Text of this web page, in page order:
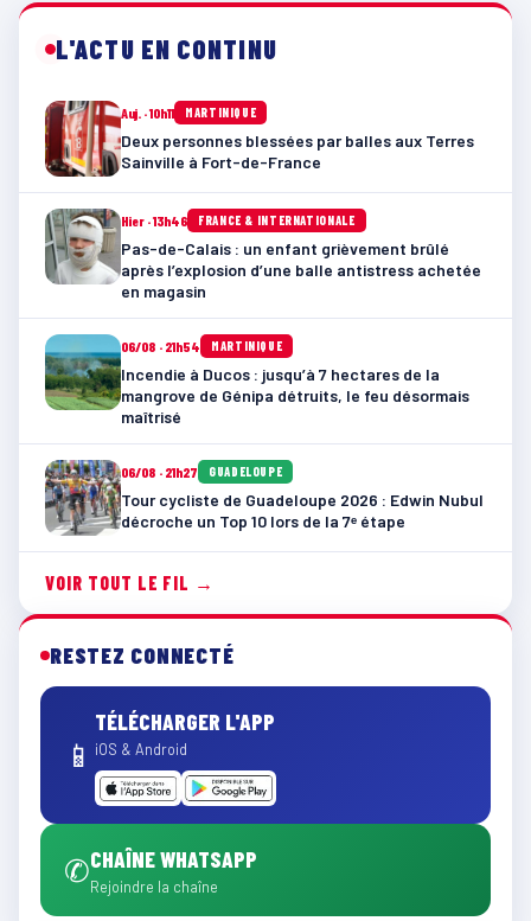
L'ACTU EN CONTINU
Auj. · 10h11 MARTINIQUE
Deux personnes blessées par balles aux Terres
Sainville à Fort-de-France
Hier · 13h46 FRANCE & INTERNATIONALE
Pas-de-Calais : un enfant grièvement brûlé
après l’explosion d’une balle antistress achetée
en magasin
06/08 · 21h54 MARTINIQUE
Incendie à Ducos : jusqu’à 7 hectares de la
mangrove de Génipa détruits, le feu désormais
maîtrisé
06/08 · 21h27 GUADELOUPE
Tour cycliste de Guadeloupe 2026 : Edwin Nubul
décroche un Top 10 lors de la 7ᵉ étape
VOIR TOUT LE FIL →
RESTEZ CONNECTÉ
📱
TÉLÉCHARGER L'APP
iOS & Android
✆CHAÎNE WHATSAPP
Rejoindre la chaîne